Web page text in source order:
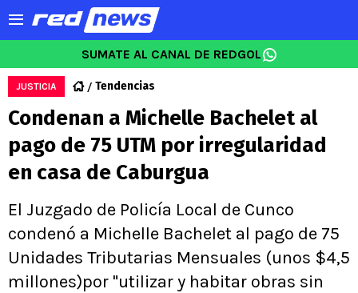
SUMATE AL CANAL DE REDGOL
JUSTICIA Tendencias
Condenan a Michelle Bachelet al
pago de 75 UTM por irregularidad
en casa de Caburgua
El Juzgado de Policía Local de Cunco
condenó a Michelle Bachelet al pago de 75
Unidades Tributarias Mensuales (unos $4,5
millones)por "utilizar y habitar obras sin